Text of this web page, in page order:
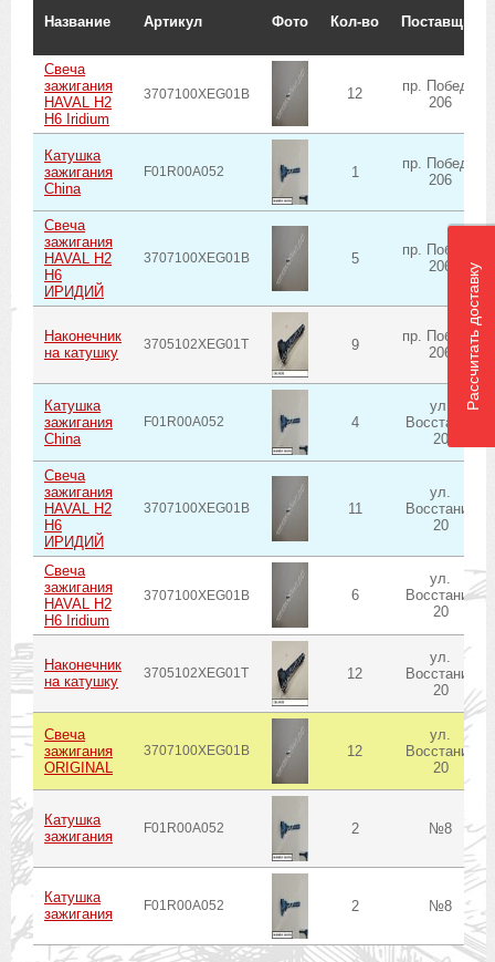
Название Артикул Фото Кол-во Поставщик
Свеча
зажигания
HAVAL H2
H6 Iridium
3707100XEG01B 12
пр. Победы
206
Катушка
зажигания
China
F01R00A052 1
пр. Победы
206
Свеча
зажигания
HAVAL H2
H6
ИРИДИЙ
3707100XEG01B 5
пр. Победы
206
Наконечник
на катушку
3705102XEG01T 9
пр. Победы
206
Катушка
зажигания
China
F01R00A052 4
ул.
Восстания
20
Свеча
зажигания
HAVAL H2
H6
ИРИДИЙ
3707100XEG01B 11
ул.
Восстания
20
Свеча
зажигания
HAVAL H2
H6 Iridium
3707100XEG01B 6
ул.
Восстания
20
Наконечник
на катушку
3705102XEG01T 12
ул.
Восстания
20
Свеча
зажигания
ORIGINAL
3707100XEG01B 12
ул.
Восстания
20
Катушка
зажигания
F01R00A052 2 №8
Катушка
зажигания
F01R00A052 2 №8
Рассчитать доставку